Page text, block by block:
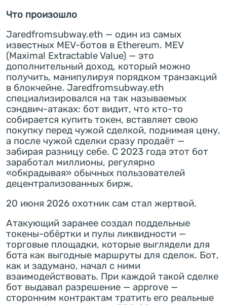
Что произошло
Jaredfromsubway.eth — один из самых
известных MEV-ботов в Ethereum. MEV
(Maximal Extractable Value) — это
дополнительный доход, который можно
получить, манипулируя порядком транзакций
в блокчейне. Jaredfromsubway.eth
специализировался на так называемых
сэндвич-атаках: бот видит, что кто-то
собирается купить токен, вставляет свою
покупку перед чужой сделкой, поднимая цену,
а после чужой сделки сразу продаёт —
забирая разницу себе. С 2023 года этот бот
заработал миллионы, регулярно
«обкрадывая» обычных пользователей
децентрализованных бирж.
20 июня 2026 охотник сам стал жертвой.
Атакующий заранее создал поддельные
токены-обёртки и пулы ликвидности —
торговые площадки, которые выглядели для
бота как выгодные маршруты для сделок. Бот,
как и задумано, начал с ними
взаимодействовать. При каждой такой сделке
бот выдавал разрешение — approve —
сторонним контрактам тратить его реальные